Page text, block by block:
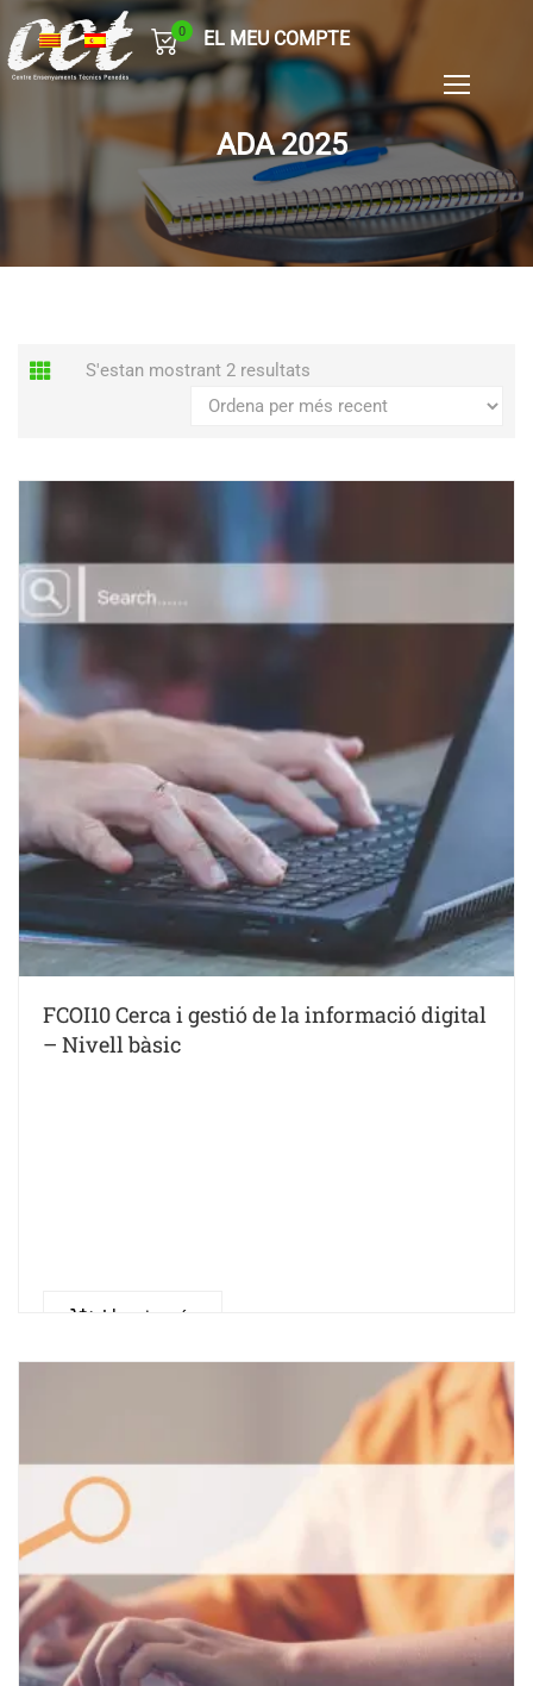
0 EL MEU COMPTE
ADA 2025
S'estan mostrant 2 resultats
per
FCOI10 Cerca i gestió de la informació digital
– Nivell bàsic
Llegeix més